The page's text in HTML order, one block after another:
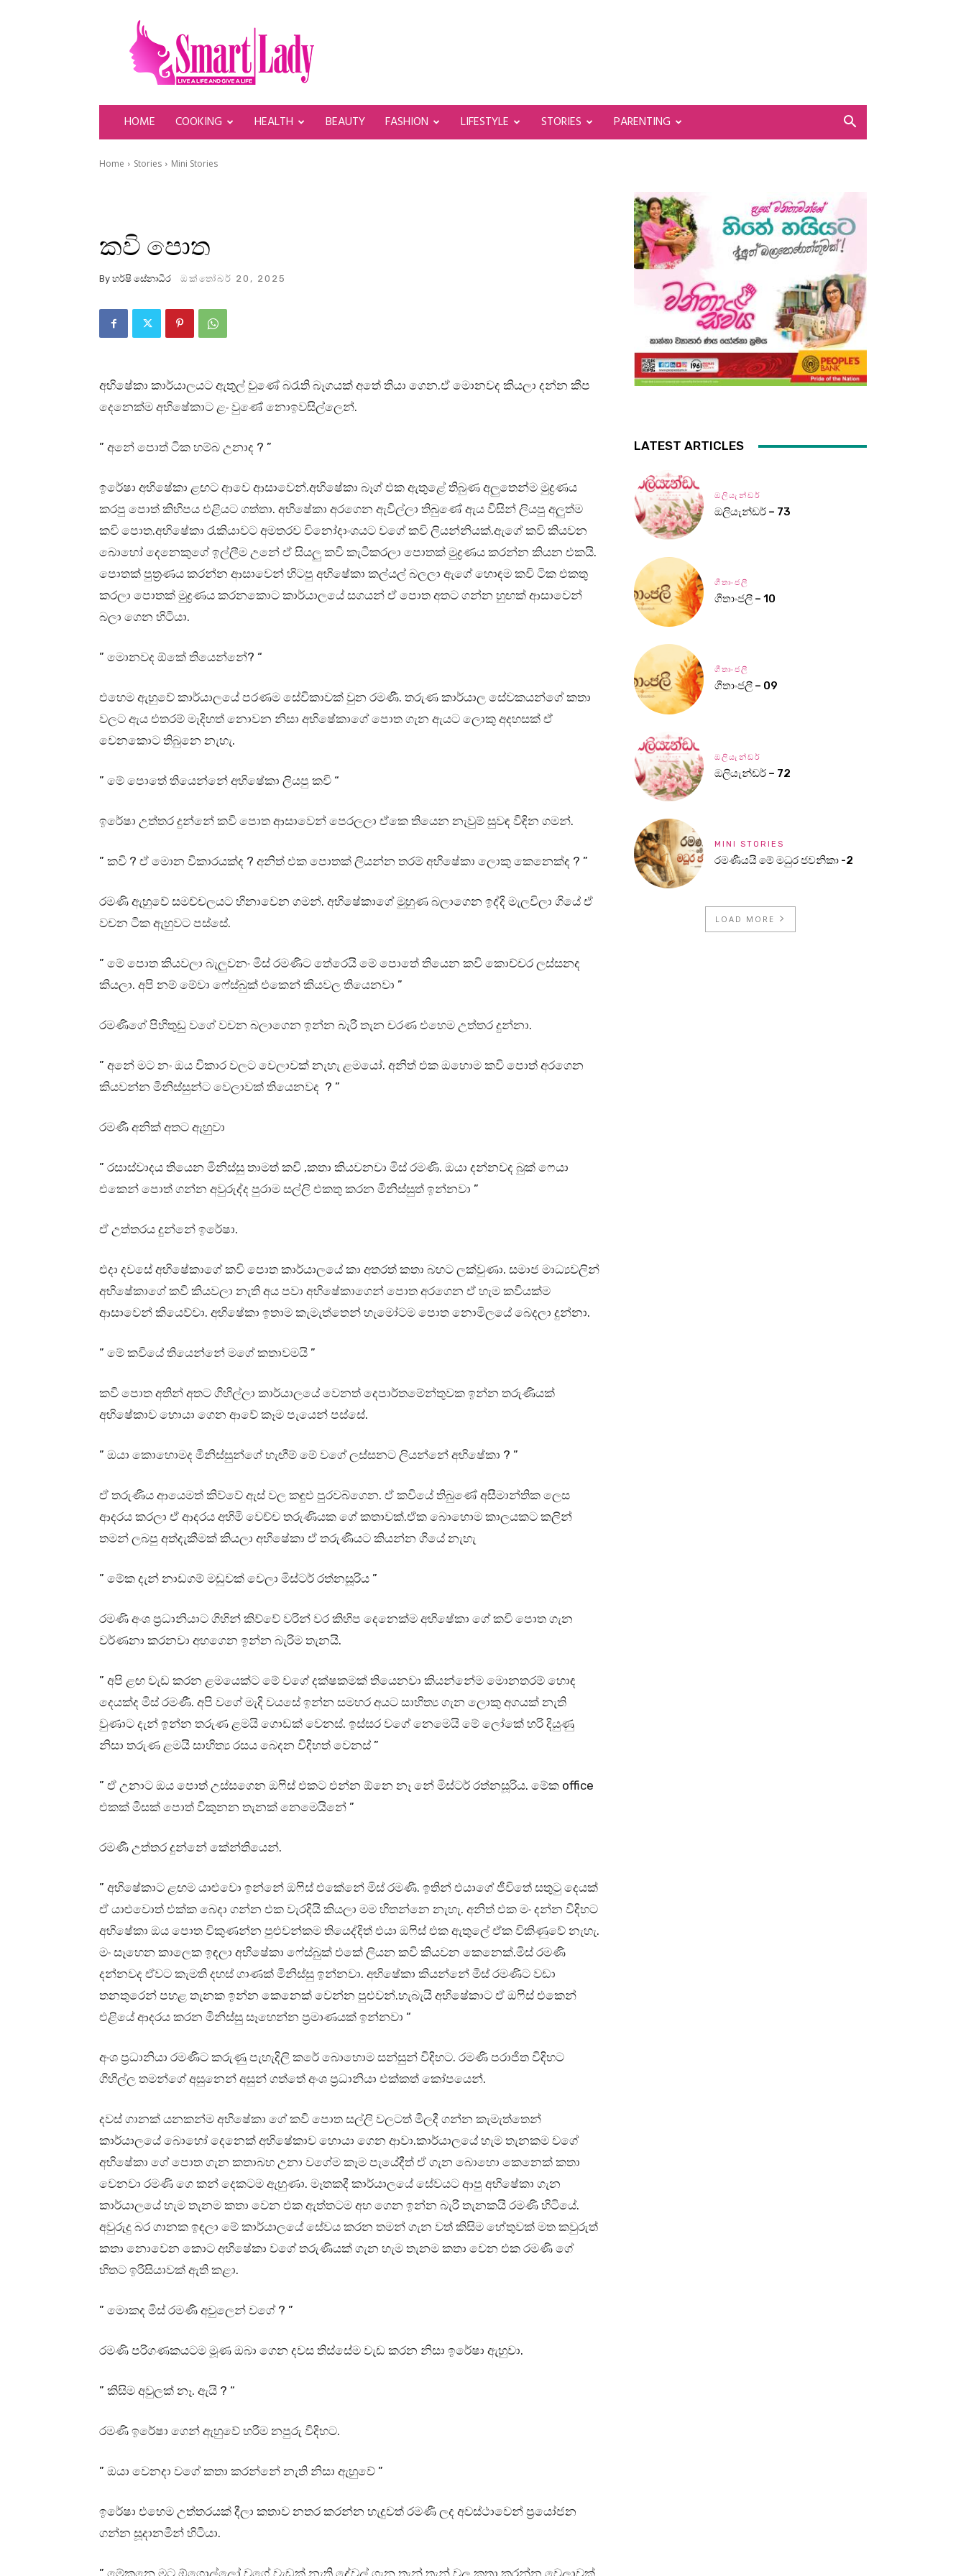
SmartLady
HOME COOKING HEALTH BEAUTY FASHION LIFESTYLE STORIES PARENTING
Home Stories Mini Stories
කවි පොත
By හර්ෂි සේනාධීර ඔක්තෝබර් 20, 2025
අභිෂේකා කාර්යාලයට ඇතුල් වුණේ බරැති බෑගයක් අතේ තියා ගෙන.ඒ මොනවද කියලා දන්න කීප
දෙනෙක්ම අභිෂේකාට ළං වුණේ නොඉවසිල්ලෙන්.
” අනේ පොත් ටික හම්බ උනාද ? ”
ඉරේෂා අභිෂේකා ළඟට ආවෙ ආසාවෙන්.අභිෂේකා බෑග් එක ඇතුළේ තිබුණ අලුතෙන්ම මුද්‍රණය
කරපු පොත් කිහිපය එළියට ගත්තා. අභිෂේකා අරගෙන ඇවිල්ලා තිබුණේ ඇය විසින් ලියපු අලුත්ම
කවි පොත.අභිෂේකා රැකියාවට අමතරව විනෝදාංශයට වගේ කවි ලියන්නියක්.ඇගේ කවි කියවන
බොහෝ දෙනෙකුගේ ඉල්ලීම උනේ ඒ සියලු කවි කැටිකරලා පොතක් මුද්‍රණය කරන්න කියන එකයි.
පොතක් පුත්‍රණය කරන්න ආසාවෙන් හිටපු අභිෂේකා කල්යල් බලලා ඇගේ හොඳම කවි ටික එකතු
කරලා පොතක් මුද්‍රණය කරනකොට කාර්යාලයේ සගයන් ඒ පොත අතට ගන්න හුඟක් ආසාවෙන්
බලා ගෙන හිටියා.
” මොනවද ඕකේ තියෙන්නේ? “
එහෙම ඇහුවේ කාර්යාලයේ පරණම සේවිකාවක් වුන රමණී. තරුණ කාර්යාල සේවකයන්ගේ කතා
වලට ඇය එතරම් මැදිහත් නොවන නිසා අභිෂේකාගේ පොත ගැන ඇයට ලොකු අදහසක් ඒ
වෙනකොට තිබුනෙ නැහැ.
” මේ පොතේ තියෙන්නේ අභිෂේකා ලියපු කවි “
ඉරේෂා උත්තර දුන්නේ කවි පොත ආසාවෙන් පෙරලලා ඒකෙ තියෙන නැවුම් සුවඳ විඳින ගමන්.
” කවි ? ඒ මොන විකාරයක්ද ? අනිත් එක පොතක් ලියන්න තරම් අභිෂේකා ලොකු කෙනෙක්ද ? ”
රමණි ඇහුවේ සමච්චලයට හිනාවෙන ගමන්. අභිෂේකාගේ මුහුණ බලාගෙන ඉද්දි මැලවිලා ගියේ ඒ
වචන ටික ඇහුවට පස්සේ.
” මේ පොත කියවලා බැලුවනං මිස් රමණිට තේරෙයි මේ පොතේ තියෙන කවි කොච්චර ලස්සනද
කියලා. අපි නම් මේවා ෆේස්බුක් එකෙන් කියවල තියෙනවා ”
රමණිගේ පිහිතුඩු වගේ වචන බලාගෙන ඉන්න බැරි තැන චරණ එහෙම උත්තර දුන්නා.
” අනේ මට නං ඔය විකාර වලට වෙලාවක් නැහැ ළමයෝ. අනිත් එක ඔහොම කවි පොත් අරගෙන
කියවන්න මිනිස්සුන්ට වෙලාවක් තියෙනවද ? ”
රමණී අනික් අතට ඇහුවා
” රසාස්වාදය තියෙන මිනිස්සු තාමත් කවි ,කතා කියවනවා මිස් රමණි. ඔයා දන්නවද බුක් ෆෙයා
එකෙන් පොත් ගන්න අවුරුද්ද පුරාම සල්ලි එකතු කරන මිනිස්සුත් ඉන්නවා ”
ඒ උත්තරය දුන්නේ ඉරේෂා.
එදා දවසේ අභිෂේකාගේ කවි පොත කාර්යාලයේ කා අතරත් කතා බහට ලක්වුණා. සමාජ මාධ්‍යවලින්
අභිෂේකාගේ කවි කියවලා නැති අය පවා අභිෂේකාගෙන් පොත අරගෙන ඒ හැම කවියක්ම
ආසාවෙන් කියෙව්වා. අභිෂේකා ඉතාම කැමැත්තෙන් හැමෝටම පොත නොමිලයේ බෙදලා දුන්නා.
” මේ කවියේ තියෙන්නේ මගේ කතාවමයි ”
කවි පොත අතින් අතට ගිහිල්ලා කාර්යාලයේ වෙනත් දෙපාර්තමේන්තුවක ඉන්න තරුණියක්
අභිෂේකාව හොයා ගෙන ආවේ කෑම පැයෙන් පස්සේ.
” ඔයා කොහොමද මිනිස්සුන්ගේ හැඟීම් මේ වගේ ලස්සනට ලියන්නේ අභිෂේකා ? ”
ඒ තරුණිය ආයෙමත් කිව්වේ ඇස් වල කඳුළු පුරවබ්ගෙන. ඒ කවියේ තිබුණේ අසීමාන්තික ලෙස
ආදරය කරලා ඒ ආදරය අහිමි වෙච්ච තරුණියක ගේ කතාවක්.ඒක බොහොම කාලයකට කලින්
තමන් ලබපු අත්දැකීමක් කියලා අභිෂේකා ඒ තරුණියට කියන්න ගියේ නැහැ
” මේක දැන් නාඩගම් මඩුවක් වෙලා මිස්ටර් රත්නසූරිය ”
රමණි අංශ ප්‍රධානියාට ගිහින් කිව්වේ වරින් වර කිහිප දෙනෙක්ම අභිෂේකා ගේ කවි පොත ගැන
වර්ණනා කරනවා අහගෙන ඉන්න බැරිම තැනයි.
” අපි ළඟ වැඩ කරන ළමයෙක්ට මේ වගේ දක්ෂකමක් තියෙනවා කියන්නේම මොනතරම් හොඳ
දෙයක්ද මිස් රමණී. අපි වගේ මැදි වයසේ ඉන්න සමහර අයට සාහිත්‍ය ගැන ලොකු අගයක් නැති
වුණාට දැන් ඉන්න තරුණ ළමයි ගොඩක් වෙනස්. ඉස්සර වගේ නෙමෙයි මේ ලෝකේ හරි දියුණු
නිසා තරුණ ළමයි සාහිත්‍ය රසය බෙදන විදිහත් වෙනස් ”
” ඒ උනාට ඔය පොත් උස්සගෙන ඔෆිස් එකට එන්න ඕනෙ නෑ නේ මිස්ටර් රත්නසූරිය. මේක office
එකක් මිසක් පොත් විකුනන තැනක් නෙමෙයිනේ ”
රමණී උත්තර දුන්නේ කේන්තියෙන්.
” අභිෂේකාට ළඟම යාළුවො ඉන්නේ ඔෆිස් එකේනේ මිස් රමණී. ඉතින් එයාගේ ජීවිතේ සතුටු දෙයක්
ඒ යාළුවොත් එක්ක බෙදා ගන්න එක වැරදියි කියලා මම හිතන්නෙ නැහැ. අනිත් එක මං දන්න විදිහට
අභිෂේකා ඔය පොත විකුණන්න පුළුවන්කම තියෙද්දිත් එයා ඔෆිස් එක ඇතුලේ ඒක විකිණුවේ නැහැ.
මං සෑහෙන කාලෙක ඉඳලා අභිෂේකා ෆේස්බුක් එකේ ලියන කවි කියවන කෙනෙක්.මිස් රමණි
දන්නවද ඒවට කැමති දහස් ගාණක් මිනිස්සු ඉන්නවා. අභිෂේකා කියන්නේ මිස් රමණිට වඩා
තනතුරෙන් පහළ තැනක ඉන්න කෙනෙක් වෙන්න පුළුවන්.හැබැයි අභිෂේකාට ඒ ඔෆිස් එකෙන්
එළියේ ආදරය කරන මිනිස්සු සෑහෙන්න ප්‍රමාණයක් ඉන්නවා “
අංශ ප්‍රධානියා රමණිට කරුණු පැහැදිලි කරේ බොහොම සන්සුන් විදිහට. රමණි පරාජිත විදිහට
ගිහිල්ල තමන්ගේ අසුනෙන් අසුන් ගත්තේ අංශ ප්‍රධානියා එක්කත් කෝපයෙන්.
දවස් ගානක් යනකන්ම අභිෂේකා ගේ කවි පොත සල්ලි වලටත් මිලදී ගන්න කැමැත්තෙන්
කාර්යාලයේ බොහෝ දෙනෙක් අභිෂේකාව හොයා ගෙන ආවා.කාර්යාලයේ හැම තැනකම වගේ
අභිෂේකා ගේ පොත ගැන කතාබහ උනා වගේම කෑම පැයේදීත් ඒ ගැන බොහො කෙනෙක් කතා
වෙනවා රමණි ගෙ කන් දෙකටම ඇහුණා. මෑතකදී කාර්යාලයේ සේවයට ආපු අභිෂේකා ගැන
කාර්යාලයේ හැම තැනම කතා වෙන එක ඇත්තටම අහ ගෙන ඉන්න බැරි තැනකයි රමණි හිටියේ.
අවුරුදු බර ගානක ඉඳලා මේ කාර්යාලයේ සේවය කරන තමන් ගැන වත් කිසිම හේතුවක් මත කවුරුත්
කතා නොවෙන කොට අභිෂේකා වගේ තරුණියක් ගැන හැම තැනම කතා වෙන එක රමණි ගේ
හිතට ඉරිසියාවක් ඇති කළා.
” මොකද මිස් රමණි අවුලෙන් වගේ ? ”
රමණි පරිගණකයටම මූණ ඔබා ගෙන දවස තිස්සේම වැඩ කරන නිසා ඉරේෂා ඇහුවා.
” කිසිම අවුලක් නෑ. ඇයි ? “
රමණි ඉරේෂා ගෙන් ඇහුවේ හරිම නපුරු විදිහට.
” ඔයා වෙනදා වගේ කතා කරන්නේ නැති නිසා ඇහුවේ ”
ඉරේෂා එහෙම උත්තරයක් දීලා කතාව නතර කරන්න හැදුවත් රමණී ලද අවස්ථාවෙන් ප්‍රයෝජන
ගන්න සූදානමින් හිටියා.
LATEST ARTICLES
ඔලියැන්ඩර්
ඔලියැන්ඩර් – 73
ගීතාංජලී
ගීතාංජලී – 10
ගීතාංජලී
ගීතාංජලී – 09
ඔලියැන්ඩර්
ඔලියැන්ඩර් – 72
MINI STORIES
රමණීයයි මේ මධුර ජවනිකා -2
LOAD MORE